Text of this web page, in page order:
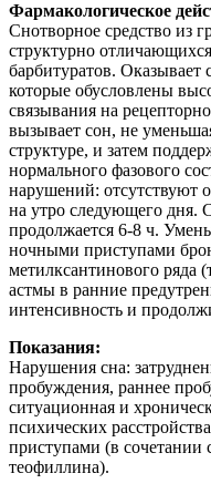
Фармакологическое
Снотворное средство из
структурно
барбитуратов. Оказывает
которые обусловлены
связывания на
вызывает сон, не
структуре, и затем
нормального фазового
нарушений: отсутствуют
на утро следующего дня.
продолжается 6-8 ч.
ночными приступами
метилксантинового ряда
астмы в ранние
интенсивность и
Показания:
Нарушения сна:
пробуждения, раннее
ситуационная и
психических
приступами (в
теофиллина).